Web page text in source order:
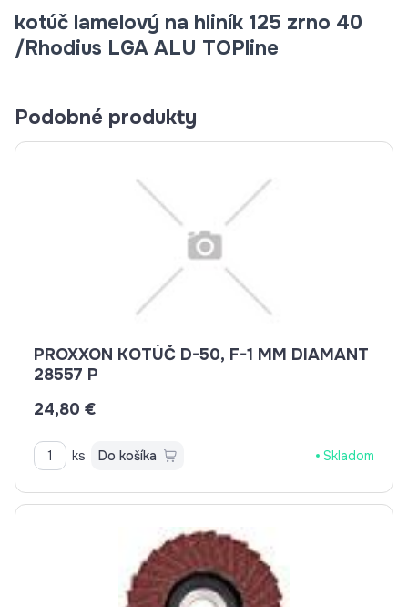
kotúč lamelový na hliník 125 zrno 40
/Rhodius LGA ALU TOPline
Podobné produkty
PROXXON KOTÚČ D-50, F-1 MM DIAMANT
28557 P
24,80 €
ks Do košíka Skladom